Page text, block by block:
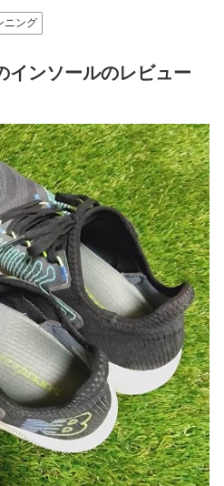
ニング
インソールのレビュー